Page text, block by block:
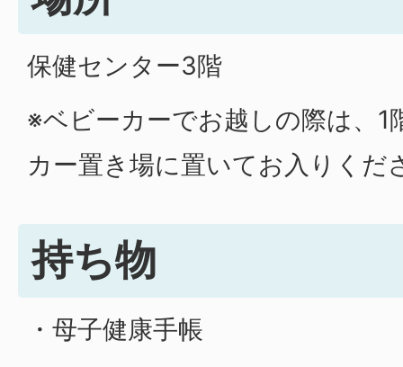
保健センター3階
※ベビーカーでお越しの際は、1
カー置き場に置いてお入りくだ
持ち物
・母子健康手帳